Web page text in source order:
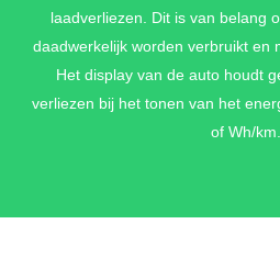
€ 895,-
GRAVITY GRAY
laadverliezen. Dit is van belang
daadwerkelijk worden verbruikt en
Het display van de auto houdt
verliezen bij het tonen van het
of Wh/km.